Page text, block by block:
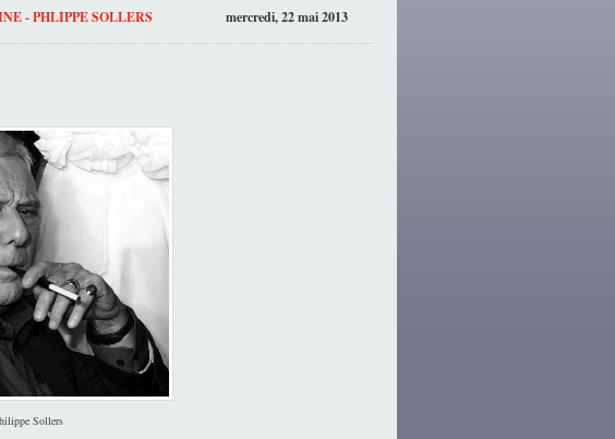
mercredi, 22 mai 2013
- PHLIPPE SOLLERS
Sollers